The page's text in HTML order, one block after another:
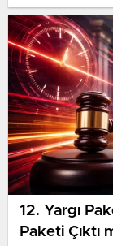
Bağımsız”
12. Yargı
Paketi Çıktı